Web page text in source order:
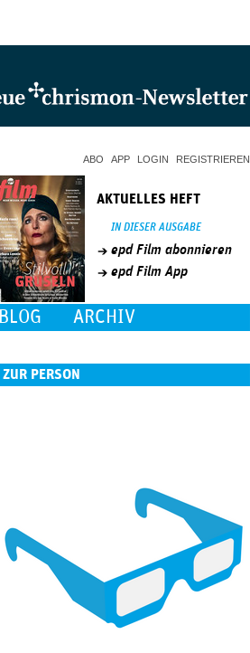
ABO APP LOGIN REGISTRIEREN
AKTUELLES HEFT
IN DIESER AUSGABE
epd Film abonnieren
epd Film App
BLOG ARCHIV
ZUR PERSON